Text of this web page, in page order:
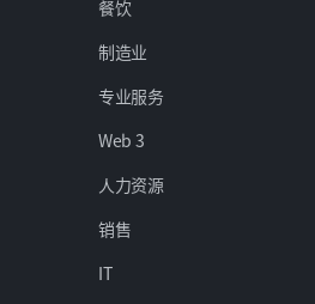
餐饮
制造业
专业服务
Web 3
人力资源
销售
IT